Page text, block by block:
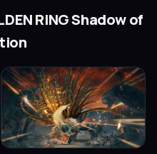
RING Shadow of